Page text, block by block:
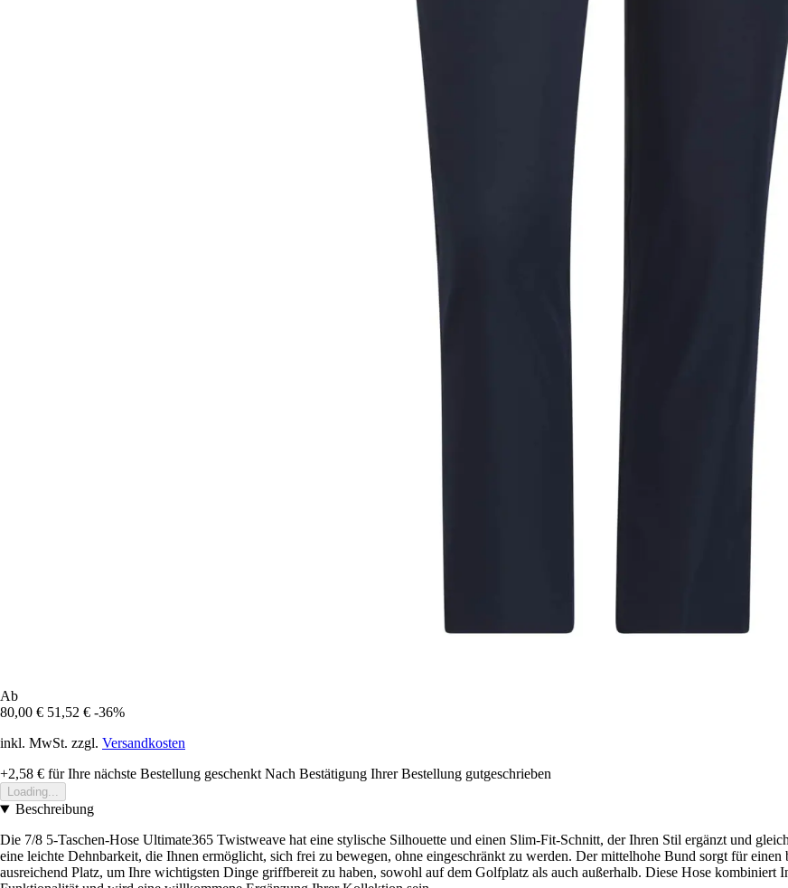
Ab
80,00 € 51,52 € -36%
inkl. MwSt. zzgl. Versandkosten
+2,58 € für Ihre nächste Bestellung geschenkt Nach Bestätigung Ihrer Bestellung gutgeschrieben
Loading...
Beschreibung
Die 7/8 5-Taschen-Hose Ultimate365 Twistweave hat eine stylische Silhouette und einen Slim-Fit-Schnitt, der Ihren Stil ergänzt und
eine leichte Dehnbarkeit, die Ihnen ermöglicht, sich frei zu bewegen, ohne eingeschränkt zu werden. Der mittelhohe Bund sorgt für
ausreichend Platz, um Ihre wichtigsten Dinge griffbereit zu haben, sowohl auf dem Golfplatz als auch außerhalb. Diese Hose kombiniert